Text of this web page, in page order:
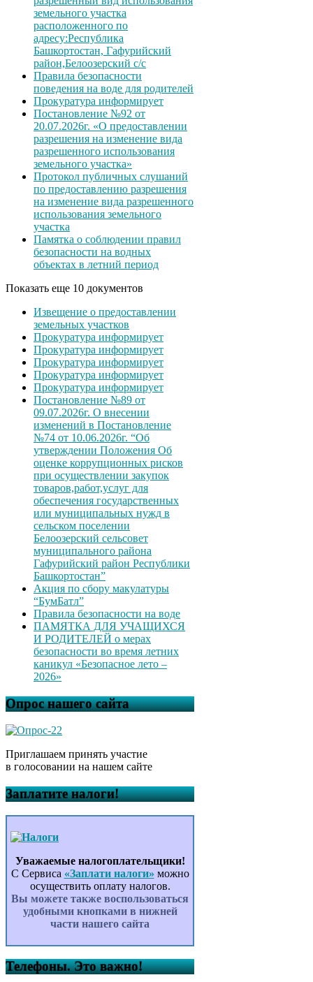
земельного участка
расположенного по
адресу:Республика
Башкортостан, Гафурийский
район,Белоозерский с/с
Правила безопасности
поведения на воде для родителей
Прокуратура информирует
Постановление №92 от
20.07.2026г. «О предоставлении
разрешения на изменение вида
разрешенного использования
земельного участка»
Протокол публичных слушаний
по предоставлению разрешения
на изменение вида разрешенного
использования земельного
участка
Памятка о соблюдении правил
безопасности на водных
объектах в летний период
Показать еще 10 документов
Извещение о предоставлении
земельных участков
Прокуратура информирует
Прокуратура информирует
Прокуратура информирует
Прокуратура информирует
Прокуратура информирует
Постановление №89 от
09.07.2026г. О внесении
изменений в Постановление
№74 от 10.06.2026г. “Об
утверждении Положения Об
оценке коррупционных рисков
при осуществлении закупок
товаров,работ,услуг для
обеспечения государственных
или муниципальных нужд в
сельском поселении
Белоозерский сельсовет
муниципального района
Гафурийский район Республики
Башкортостан”
Акция по сбору макулатуры
“БумБатл”
Правила безопасности на воде
ПАМЯТКА ДЛЯ УЧАЩИХСЯ
И РОДИТЕЛЕЙ о мерах
безопасности во время летних
каникул «Безопасное лето –
2026»
Опрос нашего сайта
Приглашаем принять участие
в голосовании на нашем сайте
Заплатите налоги!
Уважаемые налогоплательщики!
С Сервиса «Заплати налоги» можно
осуществить оплату налогов.
Вы можете также воспользоваться
удобными кнопками в нижней
части нашего сайта
Телефоны. Это важно!